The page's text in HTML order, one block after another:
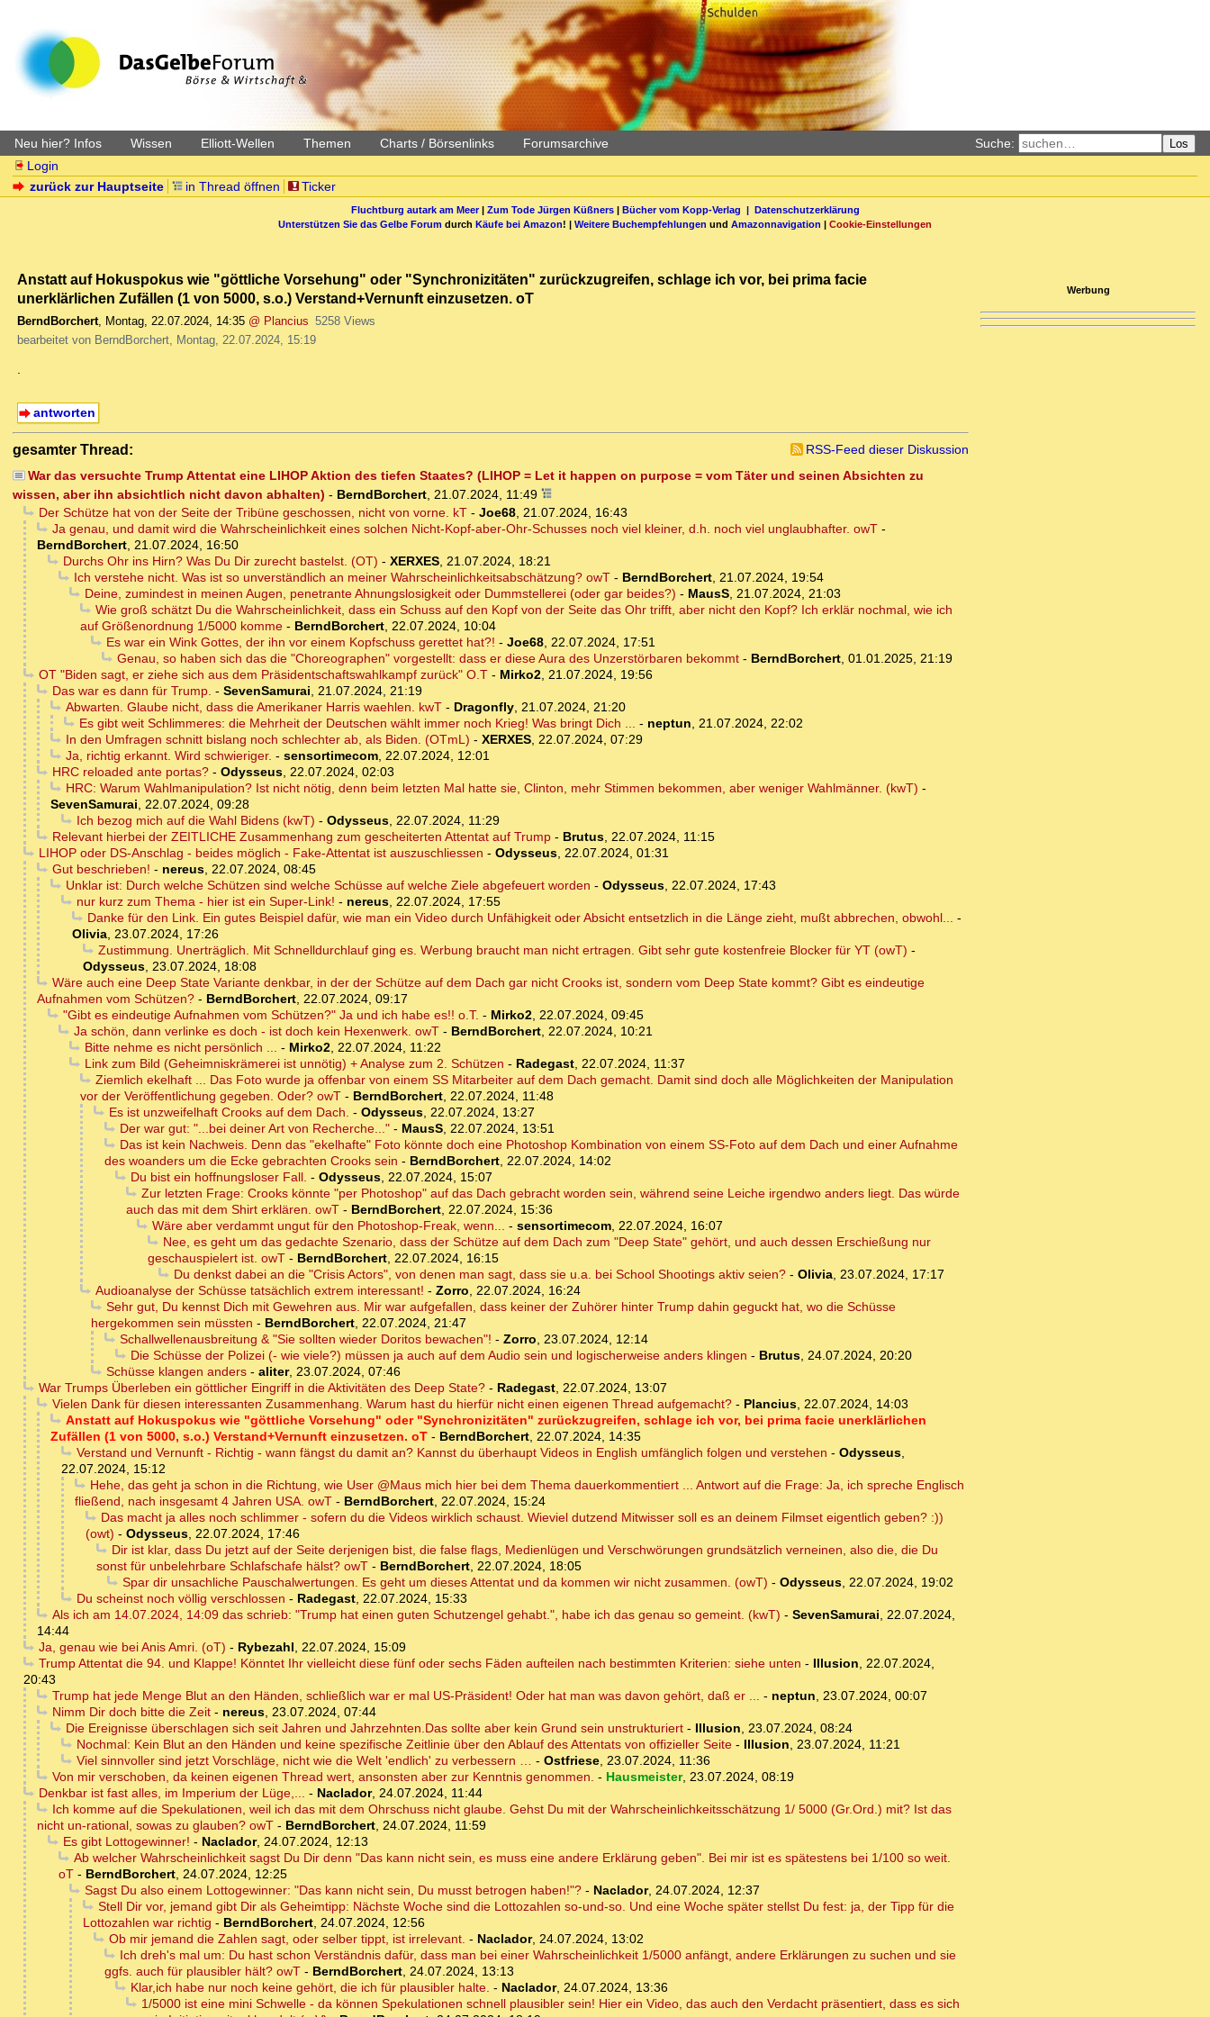
Neu hier? Infos Wissen Elliott-Wellen Themen Charts / Börsenlinks Forumsarchive Suche: Los
Login
zurück zur Hauptseite
in Thread öffnen Ticker
Fluchtburg autark am Meer| Zum Tode Jürgen Küßners| Bücher vom Kopp-Verlag | Datenschutzerklärung
Unterstützen Sie das Gelbe Forum durch Käufe bei Amazon! | Weitere Buchempfehlungen und Amazonnavigation | Cookie-Einstellungen
Anstatt auf Hokuspokus wie "göttliche Vorsehung" oder "Synchronizitäten" zurückzugreifen, schlage ich vor, bei prima facie
unerklärlichen Zufällen (1 von 5000, s.o.) Verstand+Vernunft einzusetzen. oT
BerndBorchert, Montag, 22.07.2024, 14:35 @ Plancius 5258 Views
bearbeitet von BerndBorchert, Montag, 22.07.2024, 15:19
.
antworten
gesamter Thread:
RSS-Feed dieser Diskussion
War das versuchte Trump Attentat eine LIHOP Aktion des tiefen Staates? (LIHOP = Let it happen on purpose = vom Täter und seinen Absichten zu
wissen, aber ihn absichtlich nicht davon abhalten) - BerndBorchert, 21.07.2024, 11:49
Der Schütze hat von der Seite der Tribüne geschossen, nicht von vorne. kT- Joe68, 21.07.2024, 16:43
Ja genau, und damit wird die Wahrscheinlichkeit eines solchen Nicht-Kopf-aber-Ohr-Schusses noch viel kleiner, d.h. noch viel unglaubhafter. owT-
BerndBorchert, 21.07.2024, 16:50
Durchs Ohr ins Hirn? Was Du Dir zurecht bastelst. (OT) - XERXES, 21.07.2024, 18:21
Ich verstehe nicht. Was ist so unverständlich an meiner Wahrscheinlichkeitsabschätzung? owT- BerndBorchert, 21.07.2024, 19:54
Deine, zumindest in meinen Augen, penetrante Ahnungslosigkeit oder Dummstellerei (oder gar beides?) - MausS, 21.07.2024, 21:03
Wie groß schätzt Du die Wahrscheinlichkeit, dass ein Schuss auf den Kopf von der Seite das Ohr trifft, aber nicht den Kopf? Ich erklär nochmal, wie ich
auf Größenordnung 1/5000 komme - BerndBorchert, 22.07.2024, 10:04
Es war ein Wink Gottes, der ihn vor einem Kopfschuss gerettet hat?! - Joe68, 22.07.2024, 17:51
Genau, so haben sich das die "Choreographen" vorgestellt: dass er diese Aura des Unzerstörbaren bekommt- BerndBorchert, 01.01.2025, 21:19
OT "Biden sagt, er ziehe sich aus dem Präsidentschaftswahlkampf zurück" O.T- Mirko2, 21.07.2024, 19:56
Das war es dann für Trump. - SevenSamurai, 21.07.2024, 21:19
Abwarten. Glaube nicht, dass die Amerikaner Harris waehlen. kwT- Dragonfly, 21.07.2024, 21:20
Es gibt weit Schlimmeres: die Mehrheit der Deutschen wählt immer noch Krieg! Was bringt Dich ... - neptun, 21.07.2024, 22:02
In den Umfragen schnitt bislang noch schlechter ab, als Biden. (OTmL) - XERXES, 22.07.2024, 07:29
Ja, richtig erkannt. Wird schwieriger. - sensortimecom, 22.07.2024, 12:01
HRC reloaded ante portas?- Odysseus, 22.07.2024, 02:03
HRC: Warum Wahlmanipulation? Ist nicht nötig, denn beim letzten Mal hatte sie, Clinton, mehr Stimmen bekommen, aber weniger Wahlmänner. (kwT) -
SevenSamurai, 22.07.2024, 09:28
Ich bezog mich auf die Wahl Bidens (kwT) - Odysseus, 22.07.2024, 11:29
Relevant hierbei der ZEITLICHE Zusammenhang zum gescheiterten Attentat auf Trump- Brutus, 22.07.2024, 11:15
LIHOP oder DS-Anschlag - beides möglich - Fake-Attentat ist auszuschliessen - Odysseus, 22.07.2024, 01:31
Gut beschrieben! - nereus, 22.07.2024, 08:45
Unklar ist: Durch welche Schützen sind welche Schüsse auf welche Ziele abgefeuert worden - Odysseus, 22.07.2024, 17:43
nur kurz zum Thema - hier ist ein Super-Link! - nereus, 22.07.2024, 17:55
Danke für den Link. Ein gutes Beispiel dafür, wie man ein Video durch Unfähigkeit oder Absicht entsetzlich in die Länge zieht, mußt abbrechen, obwohl... -
Olivia, 23.07.2024, 17:26
Zustimmung. Unerträglich. Mit Schnelldurchlauf ging es. Werbung braucht man nicht ertragen. Gibt sehr gute kostenfreie Blocker für YT (owT) -
Odysseus, 23.07.2024, 18:08
Wäre auch eine Deep State Variante denkbar, in der der Schütze auf dem Dach gar nicht Crooks ist, sondern vom Deep State kommt? Gibt es eindeutige
Aufnahmen vom Schützen? - BerndBorchert, 22.07.2024, 09:17
"Gibt es eindeutige Aufnahmen vom Schützen?" Ja und ich habe es!! o.T. - Mirko2, 22.07.2024, 09:45
Ja schön, dann verlinke es doch - ist doch kein Hexenwerk. owT- BerndBorchert, 22.07.2024, 10:21
Bitte nehme es nicht persönlich ... - Mirko2, 22.07.2024, 11:22
Link zum Bild (Geheimniskrämerei ist unnötig) + Analyse zum 2. Schützen - Radegast, 22.07.2024, 11:37
Ziemlich ekelhaft ... Das Foto wurde ja offenbar von einem SS Mitarbeiter auf dem Dach gemacht. Damit sind doch alle Möglichkeiten der Manipulation
vor der Veröffentlichung gegeben. Oder? owT - BerndBorchert, 22.07.2024, 11:48
Es ist unzweifelhaft Crooks auf dem Dach. - Odysseus, 22.07.2024, 13:27
Der war gut: "...bei deiner Art von Recherche..."- MausS, 22.07.2024, 13:51
Das ist kein Nachweis. Denn das "ekelhafte" Foto könnte doch eine Photoshop Kombination von einem SS-Foto auf dem Dach und einer Aufnahme
des woanders um die Ecke gebrachten Crooks sein - BerndBorchert, 22.07.2024, 14:02
Du bist ein hoffnungsloser Fall. - Odysseus, 22.07.2024, 15:07
Zur letzten Frage: Crooks könnte "per Photoshop" auf das Dach gebracht worden sein, während seine Leiche irgendwo anders liegt. Das würde
auch das mit dem Shirt erklären. owT - BerndBorchert, 22.07.2024, 15:36
Wäre aber verdammt ungut für den Photoshop-Freak, wenn... - sensortimecom, 22.07.2024, 16:07
Nee, es geht um das gedachte Szenario, dass der Schütze auf dem Dach zum "Deep State" gehört, und auch dessen Erschießung nur
geschauspielert ist. owT - BerndBorchert, 22.07.2024, 16:15
Du denkst dabei an die "Crisis Actors", von denen man sagt, dass sie u.a. bei School Shootings aktiv seien?- Olivia, 23.07.2024, 17:17
Audioanalyse der Schüsse tatsächlich extrem interessant! - Zorro, 22.07.2024, 16:24
Sehr gut, Du kennst Dich mit Gewehren aus. Mir war aufgefallen, dass keiner der Zuhörer hinter Trump dahin geguckt hat, wo die Schüsse
hergekommen sein müssten - BerndBorchert, 22.07.2024, 21:47
Schallwellenausbreitung & "Sie sollten wieder Doritos bewachen"! - Zorro, 23.07.2024, 12:14
Die Schüsse der Polizei (- wie viele?) müssen ja auch auf dem Audio sein und logischerweise anders klingen - Brutus, 24.07.2024, 20:20
Schüsse klangen anders- aliter, 23.07.2024, 07:46
War Trumps Überleben ein göttlicher Eingriff in die Aktivitäten des Deep State?- Radegast, 22.07.2024, 13:07
Vielen Dank für diesen interessanten Zusammenhang. Warum hast du hierfür nicht einen eigenen Thread aufgemacht?- Plancius, 22.07.2024, 14:03
Anstatt auf Hokuspokus wie "göttliche Vorsehung" oder "Synchronizitäten" zurückzugreifen, schlage ich vor, bei prima facie unerklärlichen
Zufällen (1 von 5000, s.o.) Verstand+Vernunft einzusetzen. oT - BerndBorchert, 22.07.2024, 14:35
Verstand und Vernunft - Richtig - wann fängst du damit an? Kannst du überhaupt Videos in English umfänglich folgen und verstehen - Odysseus,
22.07.2024, 15:12
Hehe, das geht ja schon in die Richtung, wie User @Maus mich hier bei dem Thema dauerkommentiert ... Antwort auf die Frage: Ja, ich spreche Englisch
fließend, nach insgesamt 4 Jahren USA. owT - BerndBorchert, 22.07.2024, 15:24
Das macht ja alles noch schlimmer - sofern du die Videos wirklich schaust. Wieviel dutzend Mitwisser soll es an deinem Filmset eigentlich geben? :))
(owt) - Odysseus, 22.07.2024, 17:46
Dir ist klar, dass Du jetzt auf der Seite derjenigen bist, die false flags, Medienlügen und Verschwörungen grundsätzlich verneinen, also die, die Du
sonst für unbelehrbare Schlafschafe hälst? owT - BerndBorchert, 22.07.2024, 18:05
Spar dir unsachliche Pauschalwertungen. Es geht um dieses Attentat und da kommen wir nicht zusammen. (owT) - Odysseus, 22.07.2024, 19:02
Du scheinst noch völlig verschlossen - Radegast, 22.07.2024, 15:33
Als ich am 14.07.2024, 14:09 das schrieb: "Trump hat einen guten Schutzengel gehabt.", habe ich das genau so gemeint. (kwT) - SevenSamurai, 22.07.2024,
14:44
Ja, genau wie bei Anis Amri. (oT) - Rybezahl, 22.07.2024, 15:09
Trump Attentat die 94. und Klappe! Könntet Ihr vielleicht diese fünf oder sechs Fäden aufteilen nach bestimmten Kriterien: siehe unten - Illusion, 22.07.2024,
20:43
Trump hat jede Menge Blut an den Händen, schließlich war er mal US-Präsident! Oder hat man was davon gehört, daß er ... - neptun, 23.07.2024, 00:07
Nimm Dir doch bitte die Zeit- nereus, 23.07.2024, 07:44
Die Ereignisse überschlagen sich seit Jahren und Jahrzehnten.Das sollte aber kein Grund sein unstrukturiert- Illusion, 23.07.2024, 08:24
Nochmal: Kein Blut an den Händen und keine spezifische Zeitlinie über den Ablauf des Attentats von offizieller Seite- Illusion, 23.07.2024, 11:21
Viel sinnvoller sind jetzt Vorschläge, nicht wie die Welt 'endlich' zu verbessern … - Ostfriese, 23.07.2024, 11:36
Von mir verschoben, da keinen eigenen Thread wert, ansonsten aber zur Kenntnis genommen. - Hausmeister, 23.07.2024, 08:19
Denkbar ist fast alles, im Imperium der Lüge,... - Naclador, 24.07.2024, 11:44
Ich komme auf die Spekulationen, weil ich das mit dem Ohrschuss nicht glaube. Gehst Du mit der Wahrscheinlichkeitsschätzung 1/ 5000 (Gr.Ord.) mit? Ist das
nicht un-rational, sowas zu glauben? owT - BerndBorchert, 24.07.2024, 11:59
Es gibt Lottogewinner! - Naclador, 24.07.2024, 12:13
Ab welcher Wahrscheinlichkeit sagst Du Dir denn "Das kann nicht sein, es muss eine andere Erklärung geben". Bei mir ist es spätestens bei 1/100 so weit.
oT - BerndBorchert, 24.07.2024, 12:25
Sagst Du also einem Lottogewinner: "Das kann nicht sein, Du musst betrogen haben!"?- Naclador, 24.07.2024, 12:37
Stell Dir vor, jemand gibt Dir als Geheimtipp: Nächste Woche sind die Lottozahlen so-und-so. Und eine Woche später stellst Du fest: ja, der Tipp für die
Lottozahlen war richtig - BerndBorchert, 24.07.2024, 12:56
Ob mir jemand die Zahlen sagt, oder selber tippt, ist irrelevant. - Naclador, 24.07.2024, 13:02
Ich dreh's mal um: Du hast schon Verständnis dafür, dass man bei einer Wahrscheinlichkeit 1/5000 anfängt, andere Erklärungen zu suchen und sie
ggfs. auch für plausibler hält? owT - BerndBorchert, 24.07.2024, 13:13
Klar,ich habe nur noch keine gehört, die ich für plausibler halte. - Naclador, 24.07.2024, 13:36
1/5000 ist eine mini Schwelle - da können Spekulationen schnell plausibler sein! Hier ein Video, das auch den Verdacht präsentiert, dass es sich
Werbung